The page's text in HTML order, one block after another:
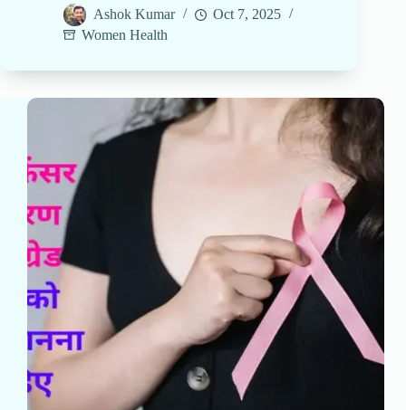
Ashok Kumar
Oct 7, 2025
Women Health